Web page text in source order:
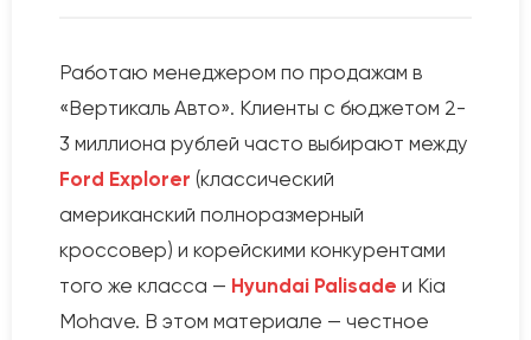
Работаю менеджером по продажам в
«Вертикаль Авто». Клиенты с бюджетом 2-
3 миллиона рублей часто выбирают между
Ford Explorer (классический
американский полноразмерный
кроссовер) и корейскими конкурентами
того же класса — Hyundai Palisade и Kia
Mohave. В этом материале — честное